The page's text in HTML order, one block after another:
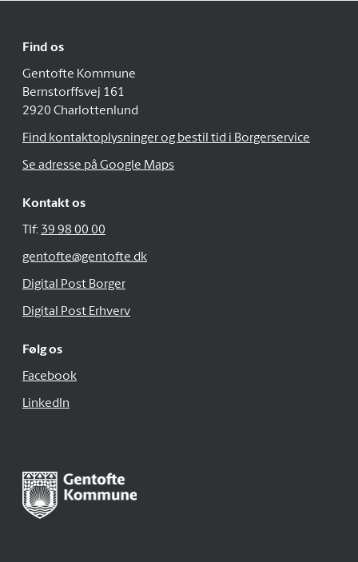
Find os
Gentofte Kommune
Bernstorffsvej 161
2920 Charlottenlund
Find kontaktoplysninger og bestil tid i Borgerservice
Se adresse på Google Maps
Kontakt os
Tlf: 39 98 00 00
gentofte@gentofte.dk
Digital Post Borger
Digital Post Erhverv
Følg os
Facebook
LinkedIn